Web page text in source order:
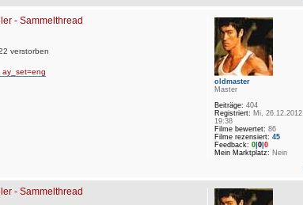
- Sammelthread
verstorben
ay_set=eng
oldmaster
Master
Beiträge: 404
Registriert: Mi, 26.12.2012,
19:38
Filme bewertet: 86
Filme rezensiert: 45
Feedback: 0 0 0
Mein Marktplatz: Nein
- Sammelthread